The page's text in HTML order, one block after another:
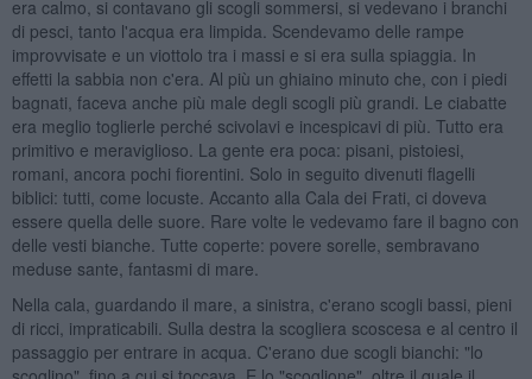
era calmo, si contavano gli scogli sommersi, si vedevano i branchi
di pesci, tanto l'acqua era limpida. Scendevamo delle rampe
improvvisate e un viottolo tra i massi e si era sulla spiaggia. In
effetti la sabbia non c'era. Al più un ghiaino minuto che, con i piedi
bagnati, faceva anche più male degli scogli più grandi. Le ciabatte
era meglio toglierle perché scivolavi e incespicavi di più. Tutto era
primitivo e meraviglioso. La gente era poca: pisani, pistoiesi,
romani, ancora pochi fiorentini. Solo in seguito divenuti flagelli
biblici: tutti, come locuste. Accanto alla Cala dei Frati, ci doveva
essere quella delle suore. Rare volte le vedevamo fare il bagno con
delle vesti bianche. Tutte coperte: povere sorelle, sembravano
meduse sante, fantasmi di mare.
Nella cala, guardando il mare, a sinistra, c'erano scogli bassi, pieni
di ricci, impraticabili. Sulla destra la scogliera scoscesa e al centro il
passaggio per entrare in acqua. C'erano due scogli bianchi: "lo